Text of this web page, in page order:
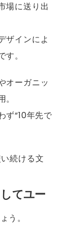
場に送り出
ザインによ
。
オーガニッ
ず“10年先で
続ける文
してユー
う。